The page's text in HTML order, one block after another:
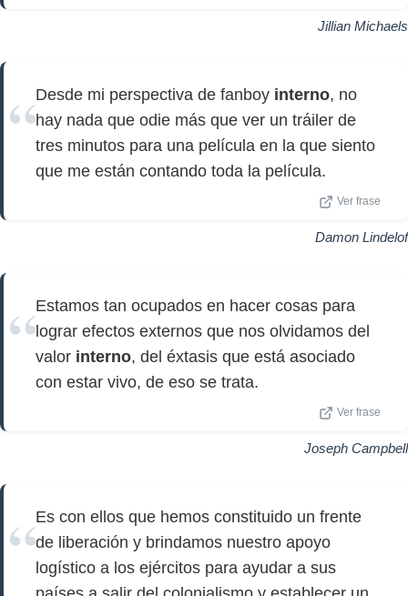
Jillian Michaels
Desde mi perspectiva de fanboy interno, no
hay nada que odie más que ver un tráiler de
tres minutos para una película en la que siento
que me están contando toda la película.
Ver frase
Damon Lindelof
Estamos tan ocupados en hacer cosas para
lograr efectos externos que nos olvidamos del
valor interno, del éxtasis que está asociado
con estar vivo, de eso se trata.
Ver frase
Joseph Campbell
Es con ellos que hemos constituido un frente
de liberación y brindamos nuestro apoyo
logístico a los ejércitos para ayudar a sus